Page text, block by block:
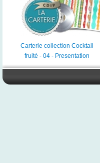
Carterie collection Cocktail
fruité - 04 - Presentation